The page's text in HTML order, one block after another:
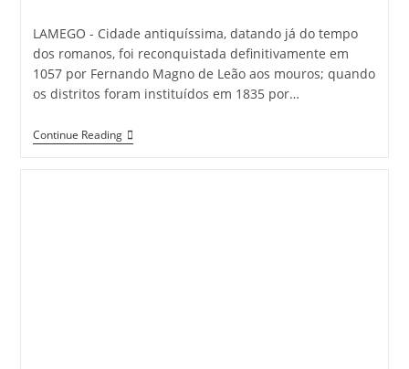
LAMEGO - Cidade antiquíssima, datando já do tempo
dos romanos, foi reconquistada definitivamente em
1057 por Fernando Magno de Leão aos mouros; quando
os distritos foram instituídos em 1835 por…
Continue ReadingLAMEGO
Cidade